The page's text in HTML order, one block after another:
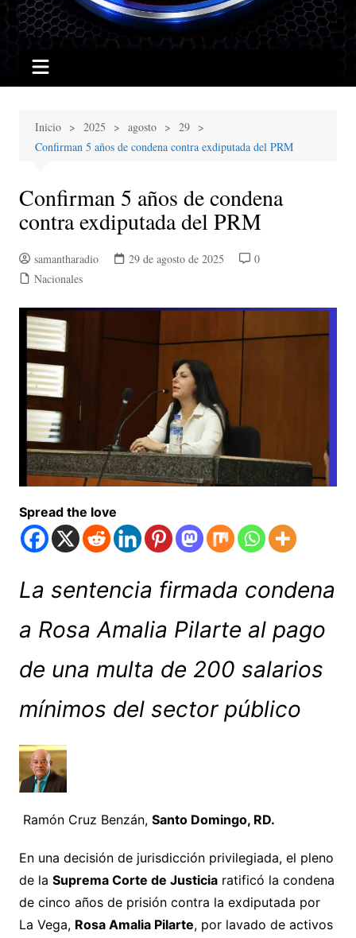
Inicio 2025 agosto
29
Confirman 5 años de condena contra exdiputada del PRM
Confirman 5 años de condena
contra exdiputada del PRM
samantharadio 29 de agosto de 2025
0
Nacionales
Spread the love
La sentencia firmada condena
a Rosa Amalia Pilarte al pago
de una multa de 200 salarios
mínimos del sector público
Ramón Cruz Benzán, Santo Domingo, RD.
En una decisión de jurisdicción privilegiada, el pleno
de la Suprema Corte de Justiciaratificó la condena
de cinco años de prisión contra la exdiputada por
La Vega, Rosa Amalia Pilarte, por lavado de activos